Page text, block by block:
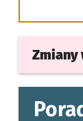
Zmiany